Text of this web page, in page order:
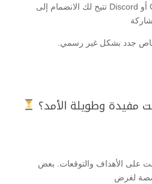
هناك تطبيقات مثل Clubhouse أو Discord تتيح لك الانضمام إلى
جدد بشكل غير رسمي.
مفيدة وطويلة الأمد؟
على الأهداف والتوقعات. بعض
لغرض